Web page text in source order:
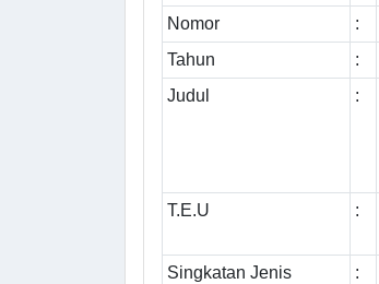
Nomor
:
Tahun
:
Judul
:
T.E.U
:
Singkatan Jenis
: